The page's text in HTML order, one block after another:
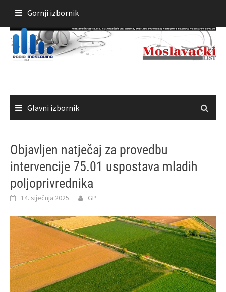
sadržaja
Gornji izbornik
Glavni izbornik
Objavljen natječaj za provedbu
intervencije 75.01 uspostava mladih
poljoprivrednika
14. siječnja 2025. GP